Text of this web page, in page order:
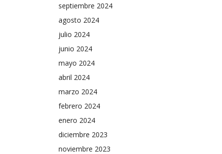
septiembre 2024
agosto 2024
julio 2024
junio 2024
mayo 2024
abril 2024
marzo 2024
febrero 2024
enero 2024
diciembre 2023
noviembre 2023